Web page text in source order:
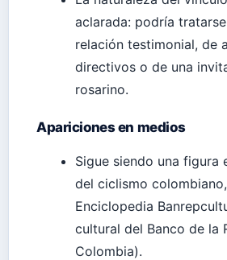
aclarada: podría
relación testimonial, de
directivos o de una
rosarino.
Apariciones en medios
Sigue siendo una figura
del ciclismo
Enciclopedia
cultural del Banco de la
Colombia).